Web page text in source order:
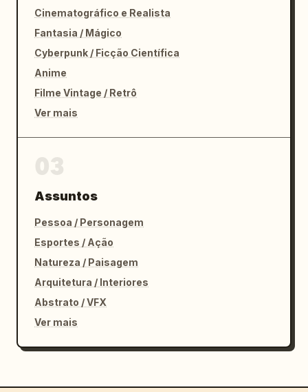
Cinematográfico e Realista
Fantasia / Mágico
Cyberpunk / Ficção Científica
Anime
Filme Vintage / Retrô
Ver mais
Assuntos
Pessoa / Personagem
Esportes / Ação
Natureza / Paisagem
Arquitetura / Interiores
Abstrato / VFX
Ver mais